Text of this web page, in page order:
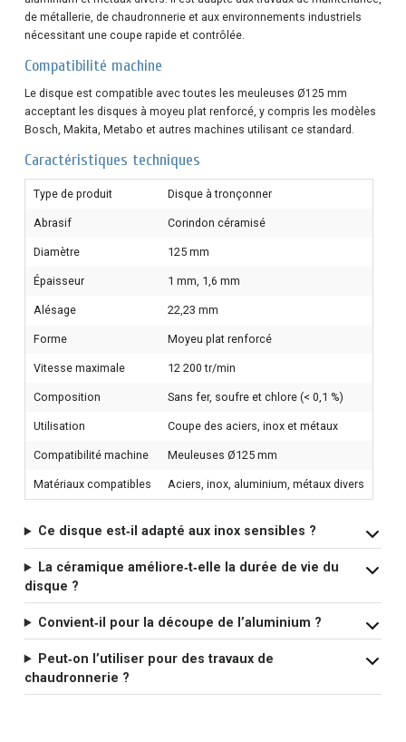
de métallerie, de chaudronnerie et aux environnements industriels
nécessitant une coupe rapide et contrôlée.
Compatibilité machine
Le disque est compatible avec toutes les meuleuses Ø125 mm
acceptant les disques à moyeu plat renforcé, y compris les modèles
Bosch, Makita, Metabo et autres machines utilisant ce standard.
Caractéristiques techniques
Type de produit Disque à tronçonner
Abrasif Corindon céramisé
Diamètre 125 mm
Épaisseur 1 mm, 1,6 mm
Alésage 22,23 mm
Forme Moyeu plat renforcé
Vitesse maximale 12 200 tr/min
Composition Sans fer, soufre et chlore (< 0,1 %)
Utilisation Coupe des aciers, inox et métaux
Compatibilité machine Meuleuses Ø125 mm
Matériaux compatibles Aciers, inox, aluminium, métaux divers
Ce disque est‑il adapté aux inox sensibles ?
La céramique améliore‑t‑elle la durée de vie du
disque ?
Convient‑il pour la découpe de l’aluminium ?
Peut‑on l’utiliser pour des travaux de
chaudronnerie ?